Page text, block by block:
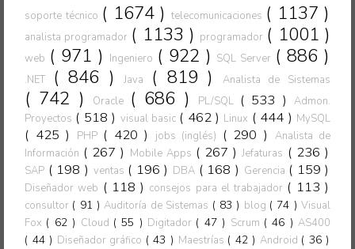
soporte técnico ( 1674 ) telecomunicaciones ( 1137 )
analista programador ( 1133 ) programador ( 1001 )
web ( 971 ) Ingeniero ( 922 ) SQL Server ( 886 )
.NET ( 846 )Java ( 819 ) Analista de Sistemas
( 742 ) Oracle ( 686 ) PL/SQL ( 533 )Admon.
Proyectos ( 518 ) visual basic ( 462 ) Linux ( 444 ) MySQL
( 425 ) PHP ( 420 ) jobs (inglés) ( 290 )
Analista de
Información ( 267 ) Mobile Apps ( 267 )Jefaturas ( 236 )
SAP ( 198 ) ventas ( 196 ) DBA ( 168 ) Gerencia ( 159 )
Diseñador web ( 118 ) consejos para el trabajador ( 113 )
consultor ( 91 )Auditoría de Sistemas ( 83 ) blog ( 74 )Visual
Fox ( 62 ) Cloud ( 55 ) Digitador ( 47 ) Scrum ( 46 ) AS400
( 44 ) Diseñador gráfico ( 43 ) Maestrías ( 42 ) Android ( 36 )